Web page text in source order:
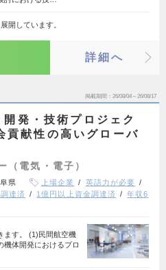
開しています。
詳細へ
掲載期間 26/08/04～26/08/17
発・技術プロジェク
貢献性の高いグローバ
（電気・電子）
県 上場企業
英語力が必要
達済 1億円以上資金調達済
年収6
ます。 (1)民間航空機
機体開発におけるプロ